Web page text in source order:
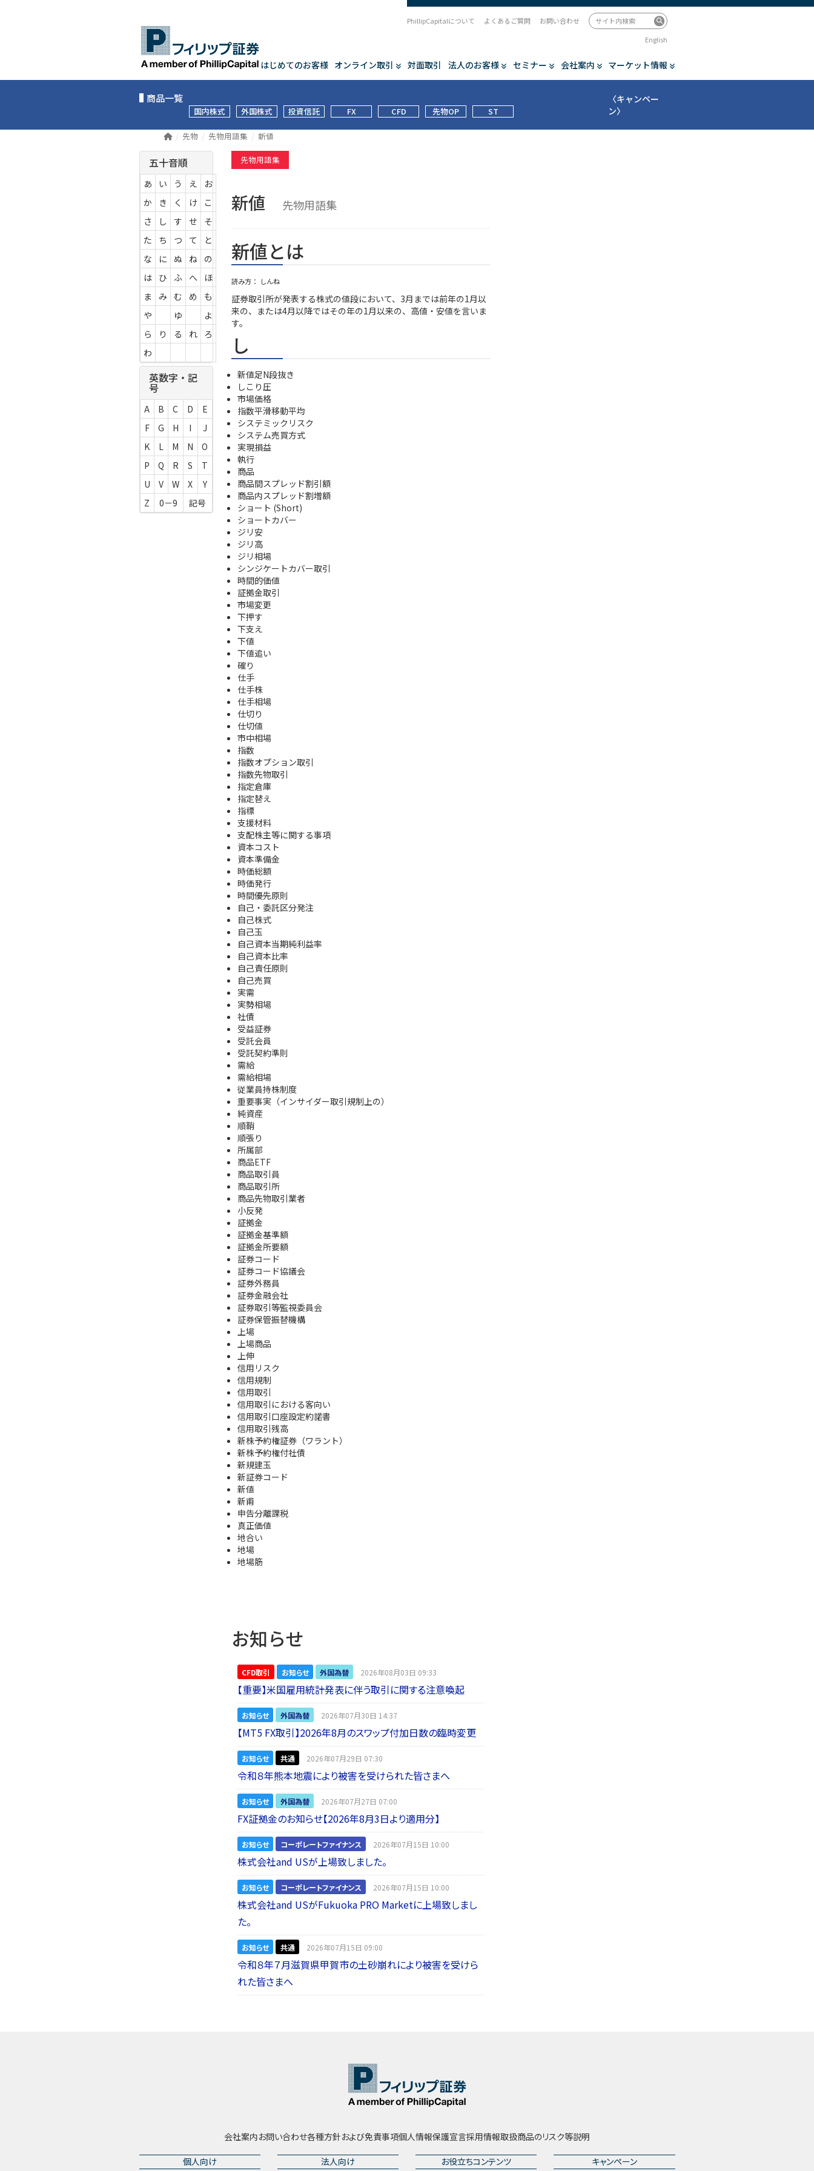
はじめてのお客様 オンライン取引 対面取引 法人のお客様 セミナー 会社案内 マーケット情報
PhillipCapitalについて よくあるご質問
お問い合わせ
English
商品一覧
国内株式 外国株式 投資信託 FX CFD 先物OP ST
〈キャンペー
ン〉
先物 先物用語集 新値
先物用語集
新値 先物用語集
新値とは
読み方： しんね
証券取引所が発表する株式の値段において、3月までは前年の1月以
来の、または4月以降ではその年の1月以来の、高値・安値を言いま
す。
し
新値足N段抜き
しこり圧
市場価格
指数平滑移動平均
システミックリスク
システム売買方式
実現損益
執行
商品
商品間スプレッド割引額
商品内スプレッド割増額
ショート (Short)
ショートカバー
ジリ安
ジリ高
ジリ相場
シンジケートカバー取引
時間的価値
証拠金取引
市場変更
下押す
下支え
下値
下値追い
確り
仕手
仕手株
仕手相場
仕切り
仕切値
市中相場
指数
指数オプション取引
指数先物取引
指定倉庫
指定替え
指標
支援材料
支配株主等に関する事項
資本コスト
資本準備金
時価総額
時価発行
時間優先原則
自己・委託区分発注
自己株式
自己玉
自己資本当期純利益率
自己資本比率
自己責任原則
自己売買
実需
実勢相場
社債
受益証券
受託会員
受託契約準則
需給
需給相場
従業員持株制度
重要事実（インサイダー取引規制上の）
純資産
順鞘
順張り
所属部
商品ETF
商品取引員
商品取引所
商品先物取引業者
小反発
証拠金
証拠金基準額
証拠金所要額
証券コード
証券コード協議会
証券外務員
証券金融会社
証券取引等監視委員会
証券保管振替機構
上場
上場商品
上伸
信用リスク
信用規制
信用取引
信用取引における客向い
信用取引口座設定約諾書
信用取引残高
新株予約権証券（ワラント）
新株予約権付社債
新規建玉
新証券コード
新値
新甫
申告分離課税
真正価値
地合い
地場
地場筋
お知らせ
CFD取引 お知らせ 外国為替 2026年08月03日 09:33
【重要】米国雇用統計発表に伴う取引に関する注意喚起
お知らせ 外国為替 2026年07月30日 14:37
【MT5 FX取引】2026年8月のスワップ付加日数の臨時変更
お知らせ 共通 2026年07月29日 07:30
令和８年熊本地震により被害を受けられた皆さまへ
お知らせ 外国為替 2026年07月27日 07:00
FX証拠金のお知らせ【2026年8月3日より適用分】
お知らせ コーポレートファイナンス 2026年07月15日 10:00
株式会社and USが上場致しました。
お知らせ コーポレートファイナンス 2026年07月15日 10:00
株式会社and USがFukuoka PRO Marketに上場致しまし
た。
お知らせ 共通 2026年07月15日 09:00
令和８年７月滋賀県甲賀市の土砂崩れにより被害を受けら
れた皆さまへ
五十音順
あ い う え
お
か
き く け
こ
さ
し す せ
そ
た
ち つ て
と
な
に ぬ ね
の
は
ひ ふ へ
ほ
ま
み む め
も
や
ゆ
よ
ら
り る れ
ろ
わ
英数字・記
号
A B C D
E
F
G H I
J
K
L M N
O
P
Q R S
T
U
V W X
Y
Z
0－9 記号
会社案内お問い合わせ各種方針および免責事項個人情報保護宣言採用情報取扱商品のリスク等説明
個人向け 法人向け お役立ちコンテンツ キャンペーン